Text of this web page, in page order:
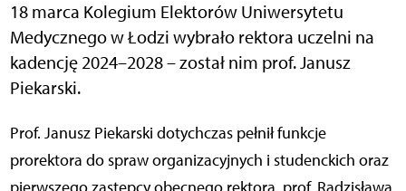
18 marca Kolegium Elektorów Uniwersytetu
Medycznego w Łodzi wybrało rektora uczelni na
kadencję 2024–2028 – został nim prof. Janusz
Piekarski.
Prof. Janusz Piekarski dotychczas pełnił funkcje
prorektora do spraw organizacyjnych i studenckich oraz